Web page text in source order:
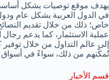
يهدف موقع توصيات بشكل
في الدول العربية بشكل عام
خاص؛ ذلك من خلال تقديم
عملية الاستثمار، كما يدعم
إلى عالم التداول من خلال توفير
تُمكّنهم من ذلك، سواءً في أسواق
قسم الأخبار